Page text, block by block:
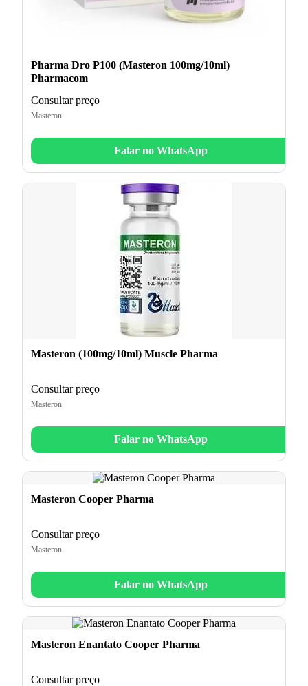
Pharma Dro P100 (Masteron 100mg/10ml)
Pharmacom
Consultar preço
Masteron
Falar no WhatsApp
Masteron (100mg/10ml) Muscle Pharma
Consultar preço
Masteron
Falar no WhatsApp
Masteron Cooper Pharma
Consultar preço
Masteron
Falar no WhatsApp
Masteron Enantato Cooper Pharma
Consultar preço